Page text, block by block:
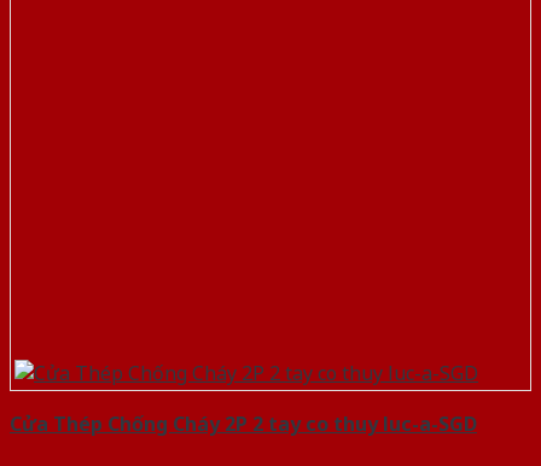
Cửa Thép Chống Cháy 2P 2 tay co thuy luc-a-SGD